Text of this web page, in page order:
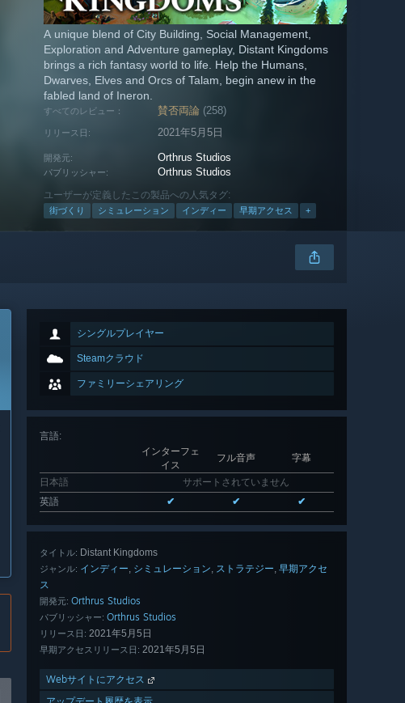
A unique blend of City Building, Social Management,
Exploration and Adventure gameplay, Distant Kingdoms
brings a rich fantasy world to life. Help the Humans,
Dwarves, Elves and Orcs of Talam, begin anew in the
fabled land of Ineron.
すべてのレビュー： 賛否両論 (258)
リリース日: 2021年5月5日
開発元: Orthrus Studios
パブリッシャー: Orthrus Studios
ユーザーが定義したこの製品への人気タグ:
街づくり シミュレーション インディー 早期アクセス +
シングルプレイヤー
Steamクラウド
ファミリーシェアリング
言語:
インターフェ
イス
フル音声 字幕
日本語
サポートされていません
英語
✔ ✔ ✔
タイトル: Distant Kingdoms
ジャンル: インディー, シミュレーション, ストラテジー, 早期アクセ
ス
開発元: Orthrus Studios
パブリッシャー: Orthrus Studios
リリース日: 2021年5月5日
早期アクセスリリース日: 2021年5月5日
Webサイトにアクセス